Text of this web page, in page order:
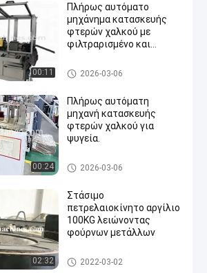
00:11
Πλήρως αυτόματο
μηχάνημα κατασκευής
φτερών χαλκού με
φιλτραρισμένο και
συμπιεσμένο αέρα
Μηχανή πτερυγίων θερμαντι
κών σωμάτων
2026-03-06
00:24
Πλήρως αυτόματη
μηχανή κατασκευής
φτερών χαλκού για
ψυγεία.
Μηχανή πτερυγίων θερμαντι
κών σωμάτων
2026-03-06
02:32
Στάσιμο
πετρελαιοκίνητο αργίλιο
100KG λειώνοντας
φούρνων μετάλλων
λειώνοντας φούρνοι μετάλλ
ων
2022-03-02